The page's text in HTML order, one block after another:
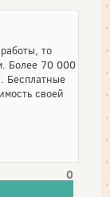
то
Более 70 000
Бесплатные
своей
0